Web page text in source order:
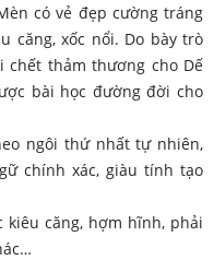
có vẻ đẹp cường tráng
căng, xốc nổi. Do bày trò
chết thảm thương cho Dế
bài học đường đời cho
ngôi thứ nhất tự nhiên,
chính xác, giàu tính tạo
kiêu căng, hợm hĩnh, phải